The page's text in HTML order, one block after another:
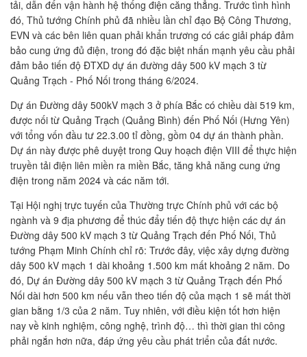
tải, dẫn đến vận hành hệ thống điện căng thẳng. Trước tình hình
đó, Thủ tướng Chính phủ đã nhiều lần chỉ đạo Bộ Công Thương,
EVN và các bên liên quan phải khẩn trương có các giải pháp đảm
bảo cung ứng đủ điện, trong đó đặc biệt nhấn mạnh yêu cầu phải
đảm bảo tiến độ ĐTXD dự án đường dây 500 kV mạch 3 từ
Quảng Trạch - Phố Nối trong tháng 6/2024.
Dự án Đường dây 500kV mạch 3 ở phía Bắc có chiều dài 519 km,
được nối từ Quảng Trạch (Quảng Bình) đến Phố Nối (Hưng Yên)
với tổng vốn đầu tư 22.3.00 tỉ đồng, gồm 04 dự án thành phần.
Dự án này được phê duyệt trong Quy hoạch điện VIII để thực hiện
truyền tải điện liên miền ra miền Bắc, tăng khả năng cung ứng
điện trong năm 2024 và các năm tới.
Tại Hội nghị trực tuyến của Thường trực Chính phủ với các bộ
ngành và 9 địa phương để thúc đẩy tiến độ thực hiện các dự án
Đường dây 500 kV mạch 3 từ Quảng Trạch đến Phố Nối, Thủ
tướng Phạm Minh Chính chỉ rõ: Trước đây, việc xây dựng đường
dây 500 kV mạch 1 dài khoảng 1.500 km mất khoảng 2 năm. Do
đó, Dự án Đường dây 500 kV mạch 3 từ Quảng Trạch đến Phố
Nối dài hơn 500 km nếu vẫn theo tiến độ của mạch 1 sẽ mất thời
gian bằng 1/3 của 2 năm. Tuy nhiên, với điều kiện tốt hơn hiện
nay về kinh nghiệm, công nghệ, trình độ… thì thời gian thi công
phải ngắn hơn nữa, đáp ứng yêu cầu phát triển của đất nước.